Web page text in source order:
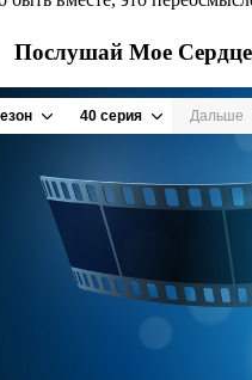
Послушай Мое Сердце